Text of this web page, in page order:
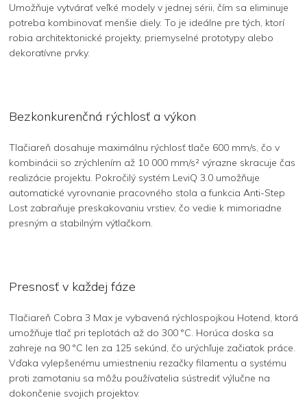
Umožňuje vytvárať veľké modely v jednej sérii, čím sa eliminuje
potreba kombinovať menšie diely. To je ideálne pre tých, ktorí
robia architektonické projekty, priemyselné prototypy alebo
dekoratívne prvky.
Bezkonkurenčná rýchlosť a výkon
Tlačiareň dosahuje maximálnu rýchlosť tlače 600 mm/s, čo v
kombinácii so zrýchlením až 10 000 mm/s² výrazne skracuje čas
realizácie projektu. Pokročilý systém LeviQ 3.0 umožňuje
automatické vyrovnanie pracovného stola a funkcia Anti-Step
Lost zabraňuje preskakovaniu vrstiev, čo vedie k mimoriadne
presným a stabilným výtlačkom.
Presnosť v každej fáze
Tlačiareň Cobra 3 Max je vybavená rýchlospojkou Hotend, ktorá
umožňuje tlač pri teplotách až do 300 °C. Horúca doska sa
zahreje na 90 °C len za 125 sekúnd, čo urýchľuje začiatok práce.
Vďaka vylepšenému umiestneniu rezačky filamentu a systému
proti zamotaniu sa môžu používatelia sústrediť výlučne na
dokončenie svojich projektov.